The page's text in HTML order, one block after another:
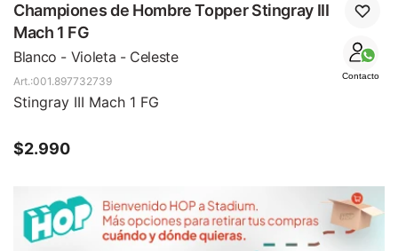
Championes de Hombre Topper Stingray III
Mach 1 FG
Blanco - Violeta - Celeste
Contacto
001.897732739
Stingray III Mach 1 FG
$2.990